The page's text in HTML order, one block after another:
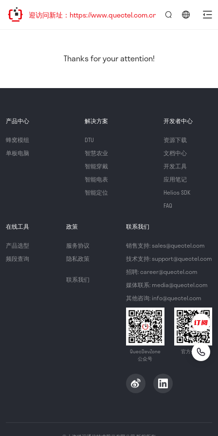
移，欢迎访问新址：https://www.quectel.com.cn
Thanks for your attention!
产品中心
蜂窝模组
单板电脑
解决方案
DTU
智慧农业
智能穿戴
智能电表
智能定位
开发者中心
资源下载
文档中心
开发工具
应用笔记
Helios SDK
FAQ
在线工具
产品选型
频段查询
政策
服务协议
隐私政策
联系我们
联系我们
销售支持: sales@quectel.com
技术支持: support@quectel.com
招聘: career@quectel.com
媒体联系: media@quectel.com
其他咨询: info@quectel.com
QuecDevZone
公众号
官方公众号